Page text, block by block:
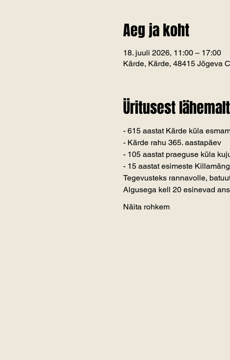
Aeg ja koht
18. juuli 2026, 11:00 – 17:00
Kärde, Kärde, 48415 Jõgeva
Üritusest lähemalt
- 615 aastat Kärde küla
- Kärde rahu 365. aastapäev
- 105 aastat praeguse küla
- 15 aastat esimeste
Tegevusteks rannavolle,
Algusega kell 20 esinevad
Näita rohkem